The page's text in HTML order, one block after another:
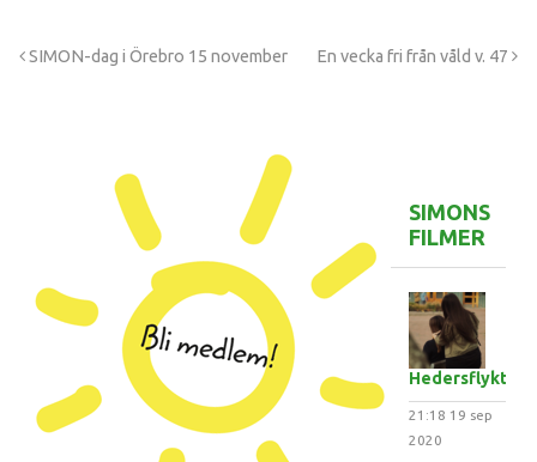
SIMON-dag i Örebro 15 november En vecka fri från våld v. 47
SIMONS
FILMER
Hedersflykten
21:18 19 sep
2020